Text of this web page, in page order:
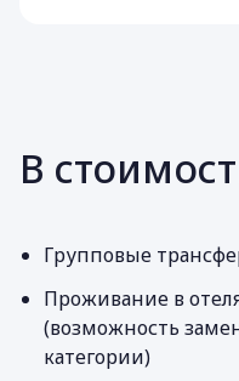
В
Групповые
Проживание в
(возможность
категории)